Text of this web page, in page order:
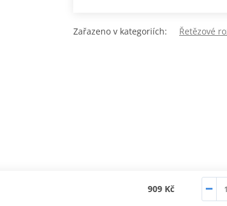
Zařazeno v kategoriích: Řetězové
909 Kč